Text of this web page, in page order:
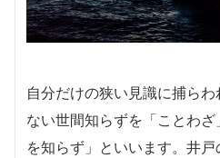
自分だけの狭い見識に捕ら
ない世間知らずを「ことわ
を知らず」といいます。井